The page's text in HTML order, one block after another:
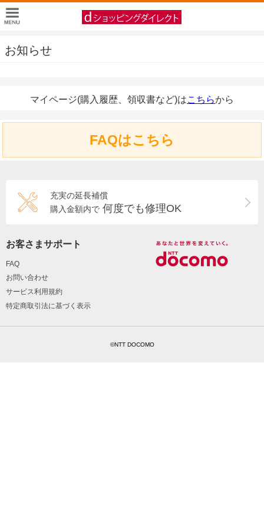
お知らせ
マイページ(購入履歴、領収書など)はこちらから
FAQはこちら
充実の延長補償
購入金額内で 何度でも修理OK
お客さまサポート
FAQ
お問い合わせ
サービス利用規約
特定商取引法に基づく表示
©NTT DOCOMO